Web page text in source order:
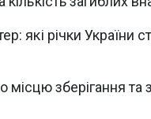
які річки України
місцю зберігання та